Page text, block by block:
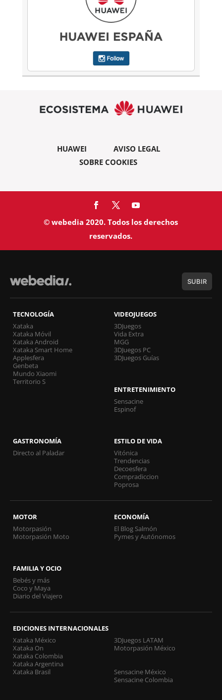
HUAWEI
AVISO LEGAL
SOBRE COOKIES
© webedia 2020. Todos los derechos
reservados.
SUBIR
TECNOLOGÍA
Xataka
Xataka Móvil
Xataka Android
Xataka Smart Home
Applesfera
Genbeta
Mundo Xiaomi
Territorio S
VIDEOJUEGOS
3DJuegos
Vida Extra
MGG
3DJuegos PC
3DJuegos Guías
ENTRETENIMIENTO
Sensacine
Espinof
GASTRONOMÍA
Directo al Paladar
ESTILO DE VIDA
Vitónica
Trendencias
Decoesfera
Compradiccion
Poprosa
MOTOR
Motorpasión
Motorpasión Moto
ECONOMÍA
El Blog Salmón
Pymes y Autónomos
FAMILIA Y OCIO
Bebés y más
Coco y Maya
Diario del Viajero
EDICIONES INTERNACIONALES
Xataka México
Xataka On
Xataka Colombia
Xataka Argentina
Xataka Brasil
3DJuegos LATAM
Motorpasión México
Sensacine México
Sensacine Colombia